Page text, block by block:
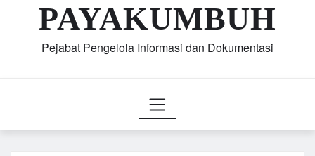
PAYAKUMBUH
Pejabat Pengelola Informasi dan Dokumentasi